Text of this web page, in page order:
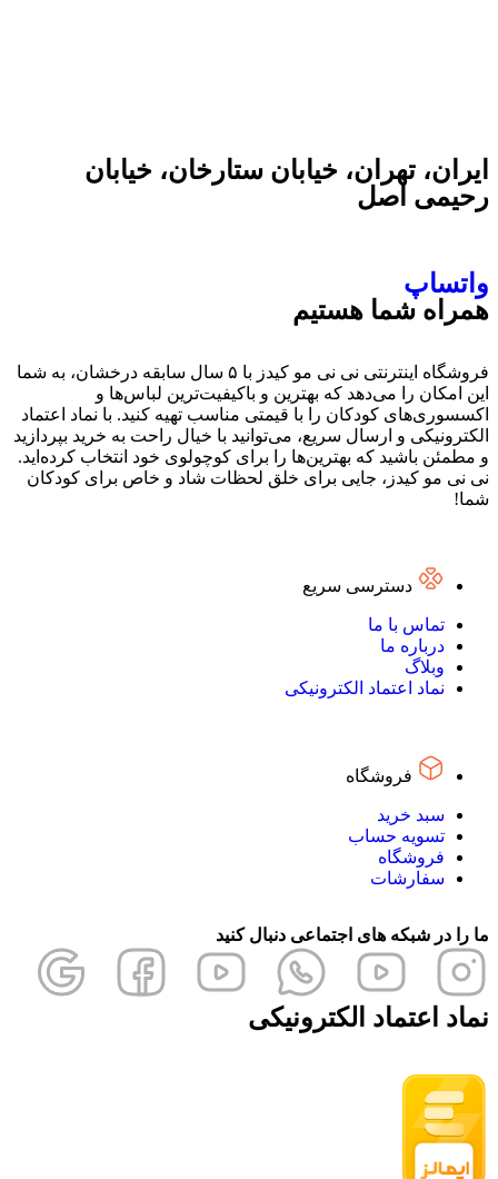
ایران، تهران، خیابان ستارخان، خیابان
رحیمی اصل
واتساپ
همراه شما هستیم
فروشگاه اینترنتی نی نی مو کیدز با ۵ سال سابقه درخشان، به شما
این امکان را می‌دهد که بهترین و باکیفیت‌ترین لباس‌ها و
اکسسوری‌های کودکان را با قیمتی مناسب تهیه کنید. با نماد اعتماد
الکترونیکی و ارسال سریع، می‌توانید با خیال راحت به خرید بپردازید
و مطمئن باشید که بهترین‌ها را برای کوچولوی خود انتخاب کرده‌اید.
نی نی مو کیدز، جایی برای خلق لحظات شاد و خاص برای کودکان
شما!
دسترسی سریع
تماس با ما
درباره ما
وبلاگ
نماد اعتماد الکترونیکی
فروشگاه
سبد خرید
تسویه حساب
فروشگاه
سفارشات
ما را در شبکه های اجتماعی دنبال کنید
نماد اعتماد الکترونیکی